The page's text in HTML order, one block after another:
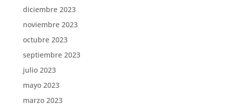
diciembre 2023
noviembre 2023
octubre 2023
septiembre 2023
julio 2023
mayo 2023
marzo 2023